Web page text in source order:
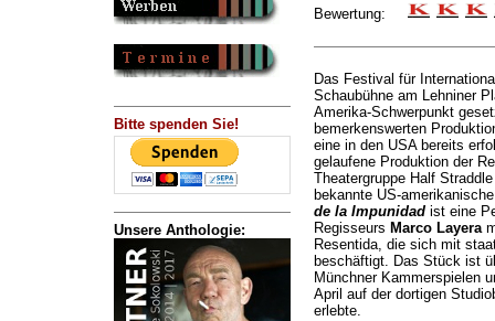
Bitte spenden Sie!
Unsere Anthologie:
Bewertung:
Das Festival für
Schaubühne am Lehniner
Amerika-Schwerpunkt
bemerkenswerten
eine in den USA bereits
gelaufene Produktion der
Theatergruppe Half
bekannte US-
de la Impunidadist eine
Regisseurs Marco Layera
Resentida, die sich mit
beschäftigt. Das Stück ist
Münchner Kammerspielen
April auf der dortigen
erlebte.